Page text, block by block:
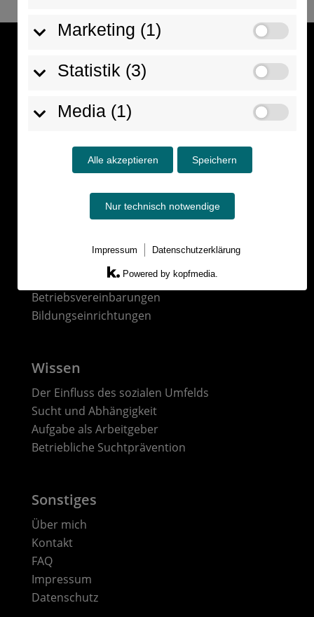
Marketing (1)
Statistik (3)
Media (1)
Alle akzeptieren Speichern
Nur technisch notwendige
Powered by kopfmedia.
Impressum Datenschutzerklärung
Alkoholsuchtprävention
Händelstraße 24
+49 (0) 175 9842 608
info@alkoholsuchtpraevention.de
Angebote
Unternehmen & Institutionen
Betriebsvereinbarungen
Bildungseinrichtungen
Wissen
Der Einfluss des sozialen Umfelds
Sucht und Abhängigkeit
Aufgabe als Arbeitgeber
Betriebliche Suchtprävention
Sonstiges
Über mich
Kontakt
FAQ
Impressum
Datenschutz